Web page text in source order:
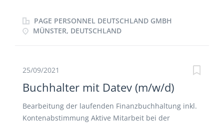
Kreditoren Sie erfassen und kontieren
Eingangsrechnungen Sie verwalten die
Zahlungsläufe, führen diese durch und pflegen und
Finanzbuchhaltung Sie unterstützen bei Monats-,
Quartals- und Jahresabschlüssen mit
PAGE PERSONNEL DEUTSCHLAND GMBH
MÜNSTER, DEUTSCHLAND
25/09/2021
Buchhalter mit Datev (m/w/d)
Bearbeitung der laufenden Finanzbuchhaltung inkl.
Kontenabstimmung Aktive Mitarbeit bei der